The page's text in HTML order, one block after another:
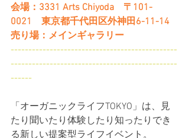
会場：3331 Arts Chiyoda　〒101-
0021　東京都千代田区外神田6-11-14
売り場：メインギャラリー
-----------------------------------------------
-----------------------------------------------
------
「オーガニックライフTOKYO」は、見
たり聞いたり体験したり知ったりでき
る新しい提案型ライフイベント。